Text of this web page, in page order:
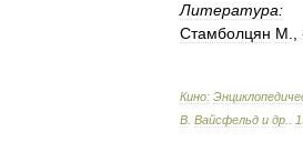
Литература:
Стамболцян М
Кино:
В Вайсфельд и др